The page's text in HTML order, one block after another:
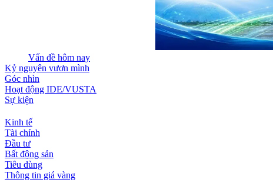
Vấn đề hôm nay
Kỷ nguyên vươn mình
Góc nhìn
Hoạt động IDE/VUSTA
Sự kiện
Kinh tế
Tài chính
Đầu tư
Bất động sản
Tiêu dùng
Thông tin giá vàng